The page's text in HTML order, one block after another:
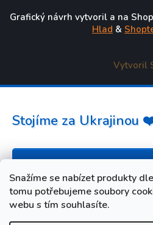
Snažíme se nabízet produkty
tomu potřebujeme soubory
webu s tím souhlasíte.
Grafický návrh vytvoril a na
Hlad &
Vytvoril
Stojíme za Ukrajinou